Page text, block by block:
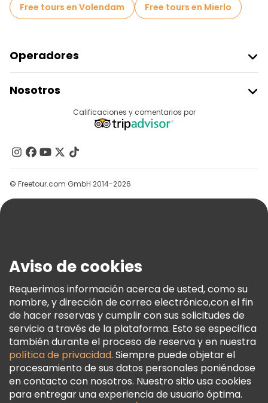
Free tours en Volendam
Free tours en Mierlo
Operadores
Acceder Como Proveedor
Programa De Afiliados
Nosotros
Contacto
Grupos
Ayuda
Términos E Información Legal
Política De Cookies
Freetour Premios
Programa De Fidelidad
Calificaciones y comentarios por
© Freetour.com GmbH 2014-2026
Aviso de cookies
Requerimos información acerca de usted, como su
nombre, y dirección de correo electrónico,con el fin
de hacer reservas y cumplir con sus solicitudes de
servicio a través de la plataforma. Esto se especifica
también durante el proceso de reserva y en nuestra
política de privacidad. Siempre puede objetar el
procesamiento de sus datos personales poniéndose
en contacto con nosotros. Nuestro sitio usa cookies
para entregar una experiencia de usuario óptima.